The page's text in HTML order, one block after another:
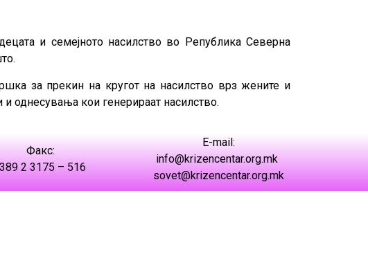
и семејното насилство во Република Северна
за прекин на кругот на насилство врз жените и
однесувања кои генерираат насилство.
Факс:
2 3175 – 516
Е-mail:
info@krizencentar.org.mk
sovet@krizencentar.org.mk